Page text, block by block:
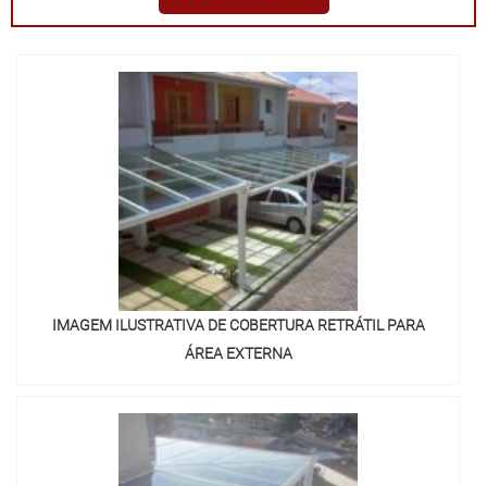
IMAGEM ILUSTRATIVA DE COBERTURA RETRÁTIL PARA
ÁREA EXTERNA